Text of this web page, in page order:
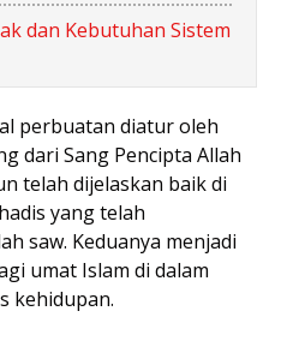
dan Kebutuhan Sistem
perbuatan diatur oleh
dari Sang Pencipta Allah
telah dijelaskan baik di
yang telah
saw. Keduanya menjadi
umat Islam di dalam
kehidupan.